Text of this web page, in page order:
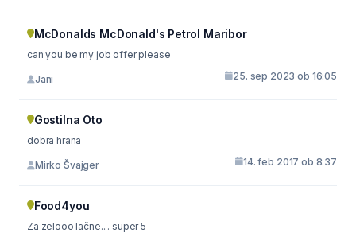
McDonalds McDonald's Petrol Maribor
can you be my job offer please
Jani 25. sep 2023 ob 16:05
Gostilna Oto
dobra hrana
Mirko Švajger 14. feb 2017 ob 8:37
Food4you
Za zelooo lačne.... super 5